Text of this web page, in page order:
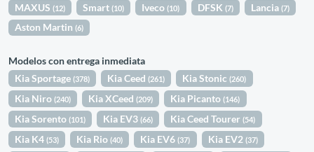
MAXUS(12) Smart(10) Iveco(10) DFSK (7) Lancia (7)
Aston Martin(6)
Modelos con entrega inmediata
Kia Sportage(378) Kia Ceed(261) Kia Stonic(260)
Kia Niro(240) Kia XCeed(209) Kia Picanto(146)
Kia Sorento(101) Kia EV3(66) Kia Ceed Tourer(54)
Kia K4(53) Kia Rio(40) Kia EV6(37) Kia EV2 (37)